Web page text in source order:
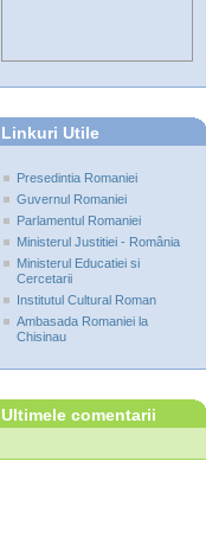
Linkuri Utile
Presedintia Romaniei
Guvernul Romaniei
Parlamentul Romaniei
Ministerul Justitiei - România
Ministerul Educatiei si
Cercetarii
Institutul Cultural Roman
Ambasada Romaniei la
Chisinau
Ultimele comentarii